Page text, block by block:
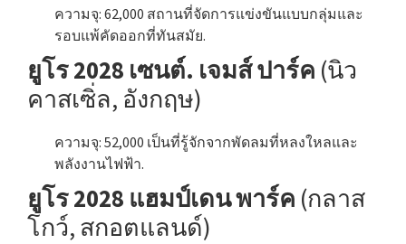
ความจุ: 62,000 สถานที่จัดการแข่งขันแบบกลุ่มและ
รอบแพ้คัดออกที่ทันสมัย.
ยูโร 2028 เซนต์. เจมส์ ปาร์ค (นิว
คาสเซิ่ล, อังกฤษ)
ความจุ: 52,000 เป็นที่รู้จักจากพัดลมที่หลงใหลและ
พลังงานไฟฟ้า.
ยูโร 2028 แฮมป์เดน พาร์ค (กลาส
โกว์, สกอตแลนด์)